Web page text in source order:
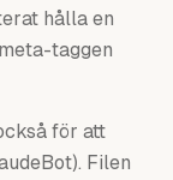
hålla en
taggen
för att
Filen